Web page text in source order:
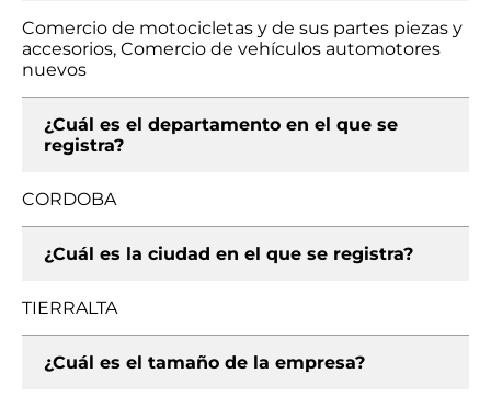
Comercio de motocicletas y de sus partes piezas y
accesorios, Comercio de vehículos automotores
nuevos
¿Cuál es el departamento en el que se
registra?
CORDOBA
¿Cuál es la ciudad en el que se registra?
TIERRALTA
¿Cuál es el tamaño de la empresa?